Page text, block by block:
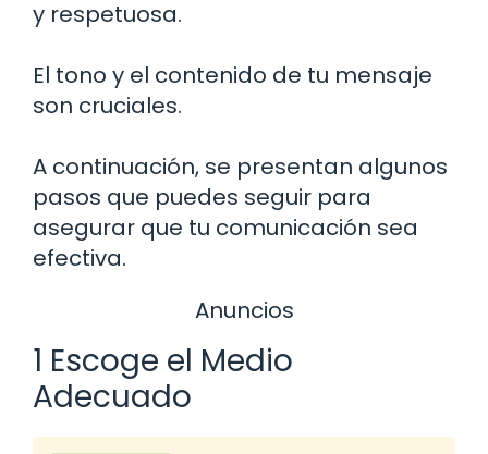
y respetuosa.
El tono y el contenido de tu mensaje
son cruciales.
A continuación, se presentan algunos
pasos que puedes seguir para
asegurar que tu comunicación sea
efectiva.
Anuncios
1 Escoge el Medio
Adecuado